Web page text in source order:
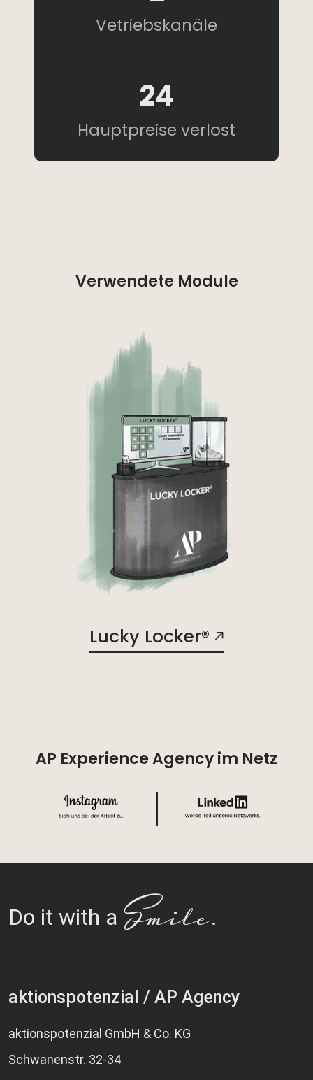
Vetriebskanäle
24
Hauptpreise verlost
Verwendete Module
Lucky Locker®
AP Experience Agency im Netz
Do it with a Smile.
aktionspotenzial / AP Agency
aktionspotenzial GmbH & Co. KG
Schwanenstr. 32-34